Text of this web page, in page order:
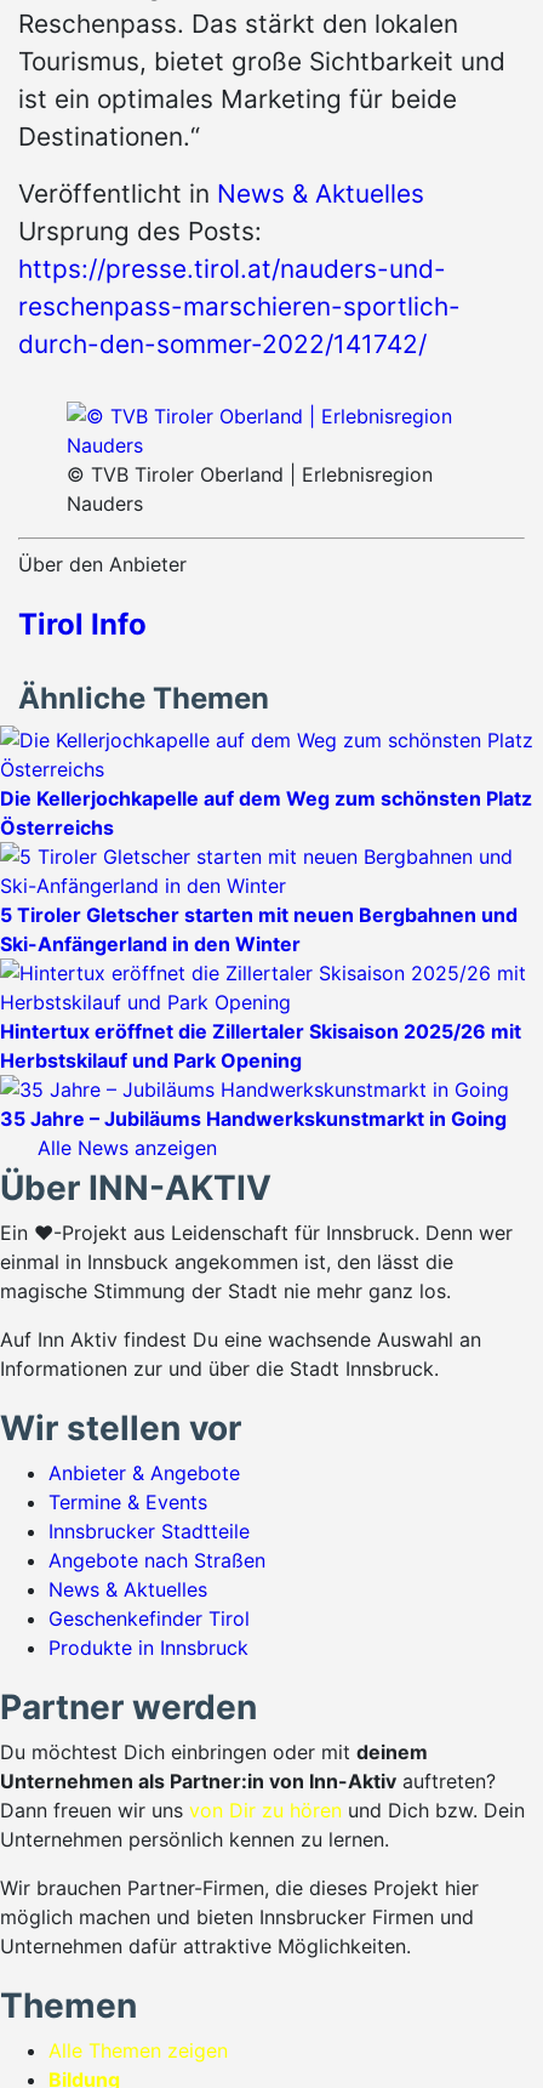
Reschenpass. Das stärkt den lokalen
Tourismus, bietet große Sichtbarkeit und
ist ein optimales Marketing für beide
Destinationen.“
Veröffentlicht in News & Aktuelles
Ursprung des Posts:
https://presse.tirol.at/nauders-und-
reschenpass-marschieren-sportlich-
durch-den-sommer-2022/141742/
© TVB Tiroler Oberland | Erlebnisregion
Nauders
Über den Anbieter
Tirol Info
Ähnliche Themen
Die Kellerjochkapelle auf dem Weg zum schönsten Platz
Österreichs
5 Tiroler Gletscher starten mit neuen Bergbahnen und
Ski-Anfängerland in den Winter
Hintertux eröffnet die Zillertaler Skisaison 2025/26 mit
Herbstskilauf und Park Opening
35 Jahre – Jubiläums Handwerkskunstmarkt in Going
Alle News anzeigen
Über INN-AKTIV
Ein ♥-Projekt aus Leidenschaft für Innsbruck. Denn wer
einmal in Innsbuck angekommen ist, den lässt die
magische Stimmung der Stadt nie mehr ganz los.
Auf Inn Aktiv findest Du eine wachsende Auswahl an
Informationen zur und über die Stadt Innsbruck.
Wir stellen vor
Anbieter & Angebote
Termine & Events
Innsbrucker Stadtteile
Angebote nach Straßen
News & Aktuelles
Geschenkefinder Tirol
Produkte in Innsbruck
Partner werden
Du möchtest Dich einbringen oder mit deinem
Unternehmen als Partner:in von Inn-Aktiv auftreten?
Dann freuen wir uns von Dir zu hören und Dich bzw. Dein
Unternehmen persönlich kennen zu lernen.
Wir brauchen Partner-Firmen, die dieses Projekt hier
möglich machen und bieten Innsbrucker Firmen und
Unternehmen dafür attraktive Möglichkeiten.
Themen
Alle Themen zeigen
Bildung